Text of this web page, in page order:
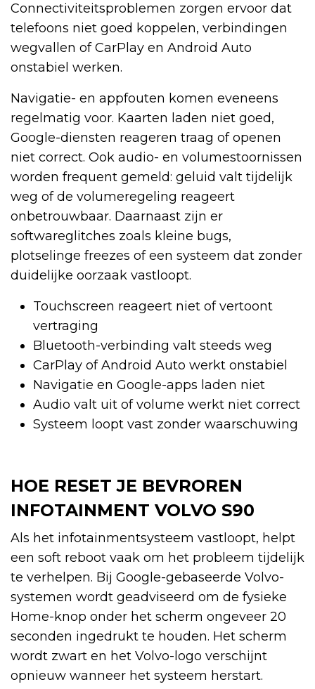
Connectiviteitsproblemen zorgen ervoor dat
telefoons niet goed koppelen, verbindingen
wegvallen of CarPlay en Android Auto
onstabiel werken.
Navigatie- en appfouten komen eveneens
regelmatig voor. Kaarten laden niet goed,
Google-diensten reageren traag of openen
niet correct. Ook audio- en volumestoornissen
worden frequent gemeld: geluid valt tijdelijk
weg of de volumeregeling reageert
onbetrouwbaar. Daarnaast zijn er
softwareglitches zoals kleine bugs,
plotselinge freezes of een systeem dat zonder
duidelijke oorzaak vastloopt.
Touchscreen reageert niet of vertoont
vertraging
Bluetooth-verbinding valt steeds weg
CarPlay of Android Auto werkt onstabiel
Navigatie en Google-apps laden niet
Audio valt uit of volume werkt niet correct
Systeem loopt vast zonder waarschuwing
HOE RESET JE BEVROREN
INFOTAINMENT VOLVO S90
Als het infotainmentsysteem vastloopt, helpt
een soft reboot vaak om het probleem tijdelijk
te verhelpen. Bij Google-gebaseerde Volvo-
systemen wordt geadviseerd om de fysieke
Home-knop onder het scherm ongeveer 20
seconden ingedrukt te houden. Het scherm
wordt zwart en het Volvo-logo verschijnt
opnieuw wanneer het systeem herstart.